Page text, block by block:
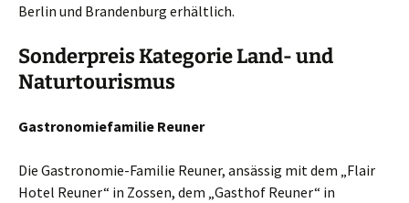
Berlin und Brandenburg erhältlich.
Sonderpreis Kategorie Land- und
Naturtourismus
Gastronomiefamilie Reuner
Die Gastronomie-Familie Reuner, ansässig mit dem „Flair
Hotel Reuner“ in Zossen, dem „Gasthof Reuner“ in